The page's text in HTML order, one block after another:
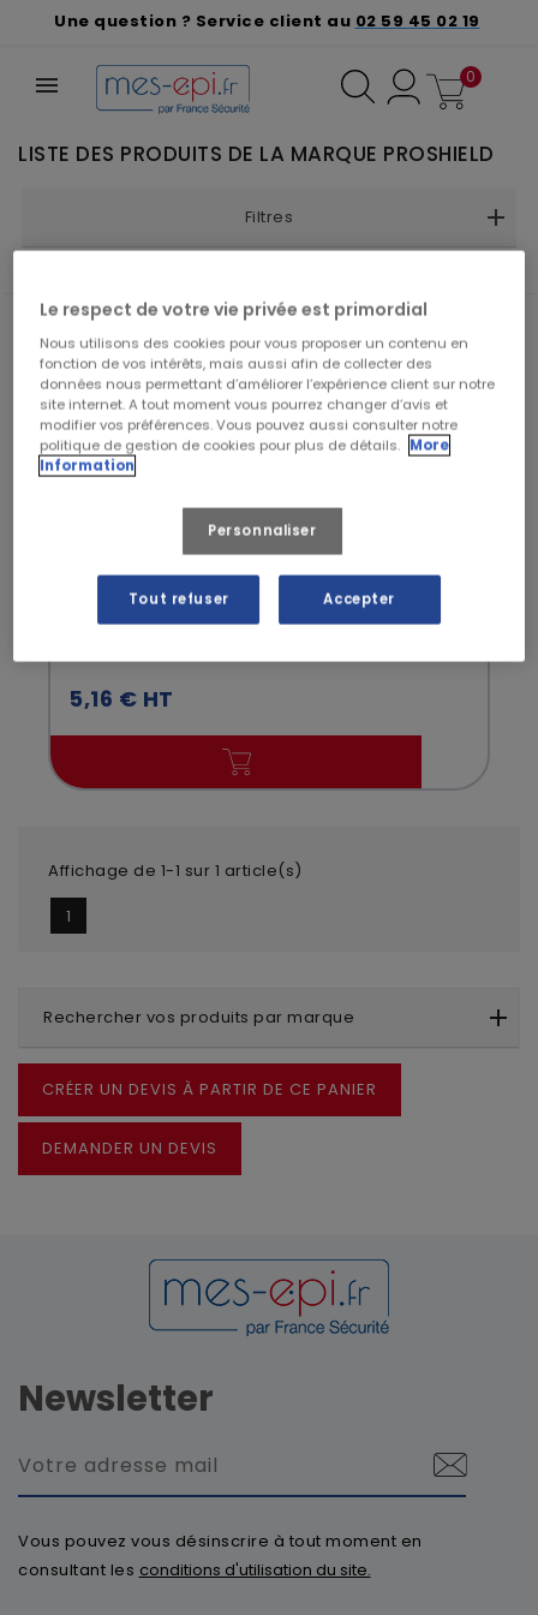
Une question ? Service client au 02 59 45 02 19
0
LISTE DES PRODUITS DE LA MARQUE PROSHIELD
Filtres
PROSHIELD
Combinaison Proshield® 20 - Proshield
5,16 € HT
Affichage de 1-1 sur 1 article(s)
1
Rechercher vos produits par marque
CRÉER UN DEVIS À PARTIR DE CE PANIER
DEMANDER UN DEVIS
Newsletter
Vous pouvez vous désinscrire à tout moment en
consultant les conditions d'utilisation du site.
Le respect de votre vie privée est primordial
Nous utilisons des cookies pour vous proposer un contenu en
fonction de vos intérêts, mais aussi afin de collecter des
données nous permettant d’améliorer l’expérience client sur notre
site internet. A tout moment vous pourrez changer d’avis et
modifier vos préférences. Vous pouvez aussi consulter notre
politique de gestion de cookies pour plus de détails. More
Information
Personnaliser
Tout refuser Accepter